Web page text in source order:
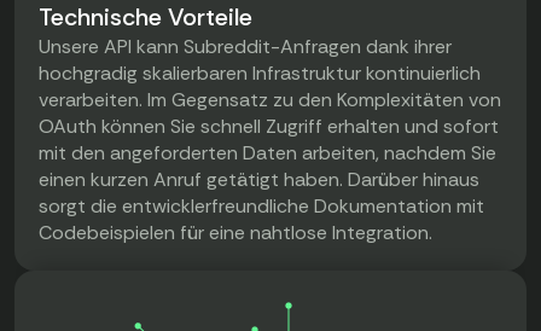
Technische Vorteile
Unsere API kann Subreddit-Anfragen dank ihrer
hochgradig skalierbaren Infrastruktur kontinuierlich
verarbeiten. Im Gegensatz zu den Komplexitäten von
OAuth können Sie schnell Zugriff erhalten und sofort
mit den angeforderten Daten arbeiten, nachdem Sie
einen kurzen Anruf getätigt haben. Darüber hinaus
sorgt die entwicklerfreundliche Dokumentation mit
Codebeispielen für eine nahtlose Integration.